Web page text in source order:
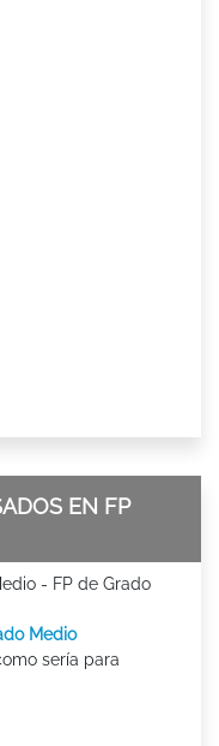
EN FP
- FP de Grado
Medio
sería para